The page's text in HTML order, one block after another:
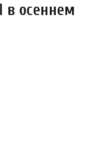
в осеннем